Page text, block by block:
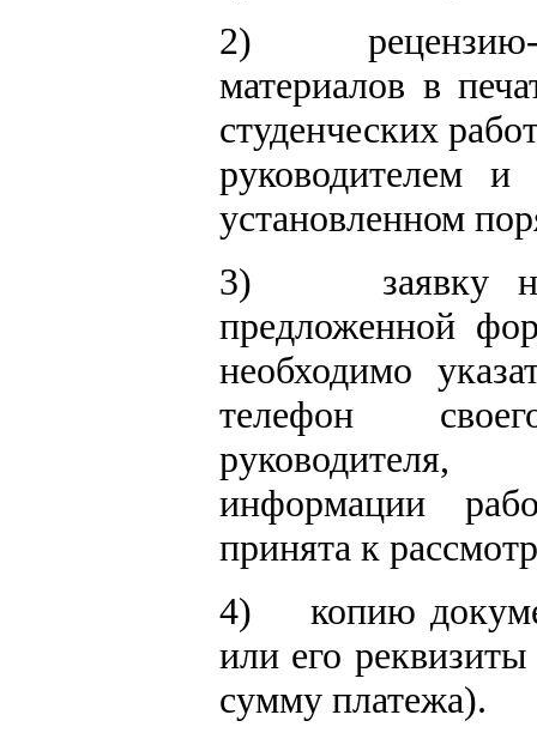
2)
материалов в
студенческих
руководителем
установленном
3)
заявку
предложенной
необходимо
телефон
информации
принята к
4)
копию
или его
сумму платежа).